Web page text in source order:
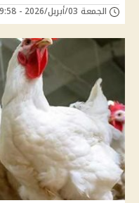
الجمعة 03/أبريل/2026 - 09:58 ص